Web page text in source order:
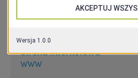
Szczecinie to obowiązkowy
Strona internetowa
WWW